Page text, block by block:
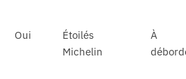
Oui
Étoilés
Michelin
À